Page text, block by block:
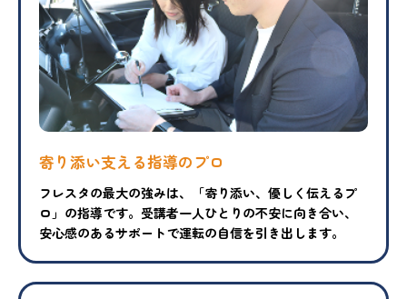
寄り添い支える指導のプロ
フレスタの最大の強みは、「寄り添い、優しく伝えるプ
ロ」の指導です。受講者一人ひとりの不安に向き合い、
安心感のあるサポートで運転の自信を引き出します。